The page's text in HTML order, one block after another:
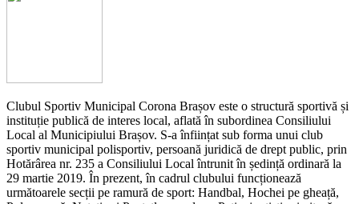
Clubul Sportiv Municipal Corona Brașov este o structură sportivă și
instituție publică de interes local, aflată în subordinea Consiliului
Local al Municipiului Brașov. S-a înființat sub forma unui club
sportiv municipal polisportiv, persoană juridică de drept public, prin
Hotărârea nr. 235 a Consiliului Local întrunit în ședință ordinară la
29 martie 2019. În prezent, în cadrul clubului funcționează
următoarele secții pe ramură de sport: Handbal, Hochei pe gheață,